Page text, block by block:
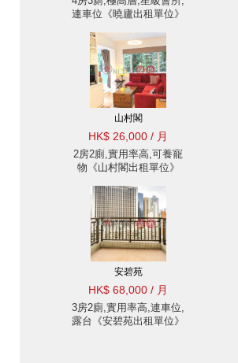
連車位《曉廬出租單位》
山村閣
HK$ 26,000 / 月
2房2廁,實用率高,可養寵
物《山村閣出租單位》
安碧苑
HK$ 68,000 / 月
3房2廁,實用率高,連車位,
露台《安碧苑出租單位》